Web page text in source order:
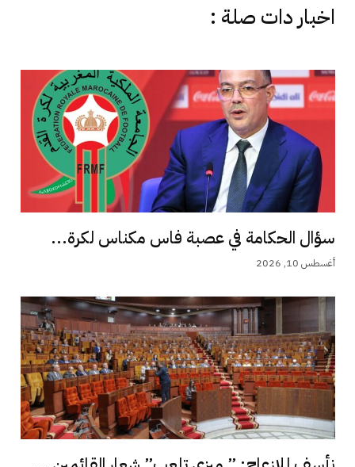
اخبار دات صلة :
سؤال الحكامة في عصبة فاس مكناس لكرة...
أغسطس 10, 2026